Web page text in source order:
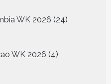
WK 2026 24
producten
WK 2026 4
producten